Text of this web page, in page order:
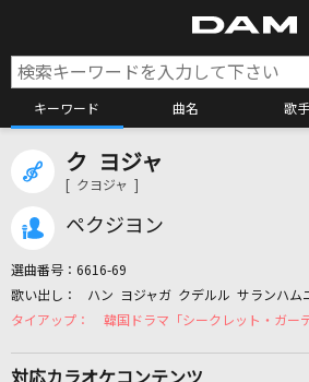
キーワード 曲名 歌
カラオケリクエス
ク ヨジャ
[ クヨジャ ]
ペクジヨン
選曲番号： 6616-69
ハン ヨジャガ クデルル サランハム
韓国ドラマ「シークレット・ガー
対応カラオケコンテンツ